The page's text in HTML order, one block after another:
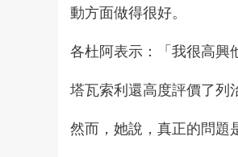
動方面做得很好。
各杜阿表示：「我很高興
塔瓦索利還高度評價了列
然而，她說，真正的問題